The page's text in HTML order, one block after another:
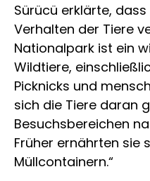
Sürücü erklärte,
Verhalten der Tiere
Nationalpark ist ein
Wildtiere,
Picknicks und
sich die Tiere daran
Besuchsbereichen
Früher ernährten sie
Müllcontainern.“